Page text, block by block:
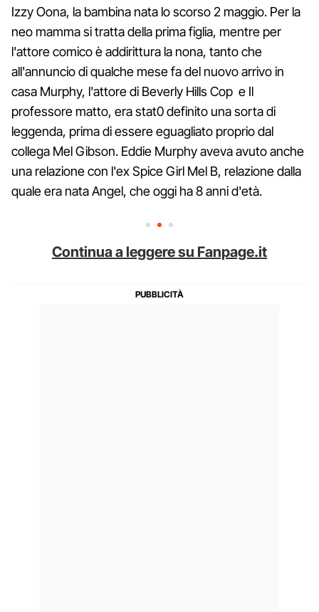
Izzy Oona, la bambina nata lo scorso 2 maggio. Per la
neo mamma si tratta della prima figlia, mentre per
l'attore comico è addirittura la nona, tanto che
all'annuncio di qualche mese fa del nuovo arrivo in
casa Murphy, l'attore di Beverly Hills Cop e Il
professore matto, era stat0 definito una sorta di
leggenda, prima di essere eguagliato proprio dal
collega Mel Gibson. Eddie Murphy aveva avuto anche
una relazione con l'ex Spice Girl Mel B, relazione dalla
quale era nata Angel, che oggi ha 8 anni d'età.
Continua a leggere su Fanpage.it